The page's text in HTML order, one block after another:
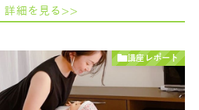
詳細を見る>>
講座レポート